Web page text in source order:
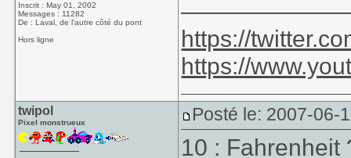
Inscrit : May 01, 2002
Messages : 11282
De : Laval, de l'autre côté du pont
Hors ligne
https://
https://
twipol
Pixel monstrueux Posté le: 2007-06-
10 : Fahrenheit